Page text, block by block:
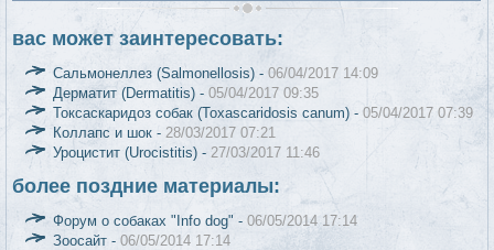
вас может заинтересовать:
Сальмонеллез (Salmonellosis) -06/04/2017 14:09
Дерматит (Dermatitis) -05/04/2017 09:35
Токсаскаридоз собак (Toxascaridosis canum) -05/04/2017 07:39
Коллапс и шок - 28/03/2017 07:21
Уроцистит (Urocistitis) - 27/03/2017 11:46
более поздние материалы:
Форум о собаках "Info dog" -06/05/2014 17:14
Зоосайт -06/05/2014 17:14